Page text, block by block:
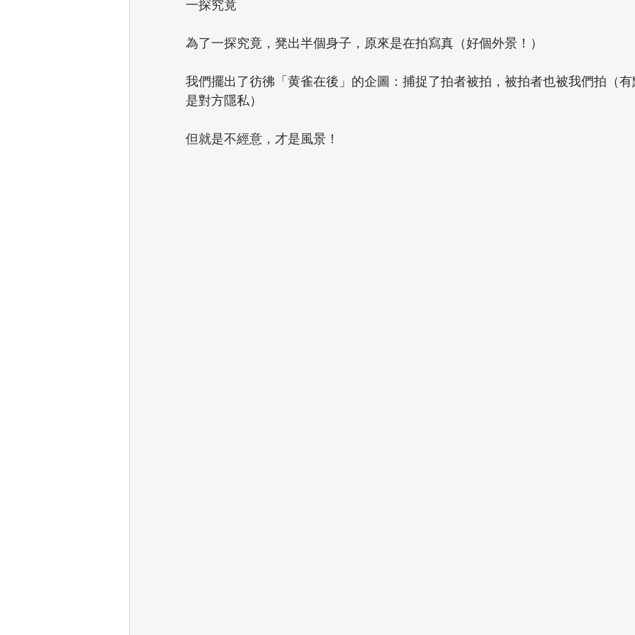
一探究竟
為了一探究竟，凳出半個身子，原來是在拍寫真（好個外景！）
我們擺出了彷彿「黄雀在後」的企圖：捕捉了拍者被拍，被拍者也被我們拍（有
是對方隱私）
但就是不經意，才是風景！